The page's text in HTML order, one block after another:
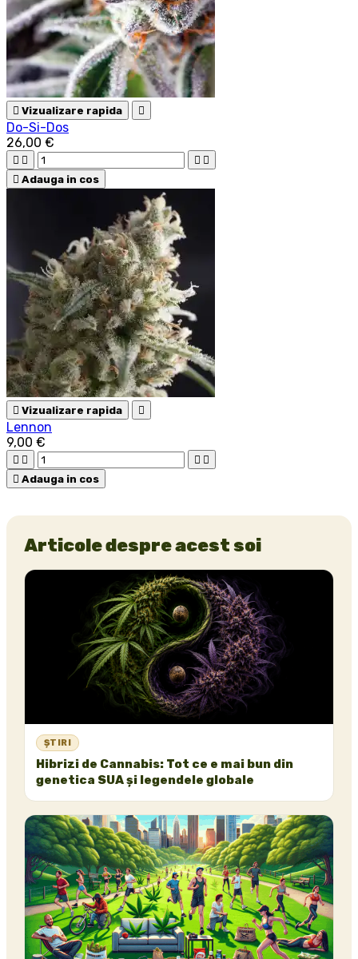
 Vizualizare rapida 
Do-Si-Dos
26,00 €
   
 Adauga in cos
 Vizualizare rapida 
Lennon
9,00 €
   
 Adauga in cos
Articole despre acest soi
ȘTIRI
Hibrizi de Cannabis: Tot ce e mai bun din
genetica SUA și legendele globale